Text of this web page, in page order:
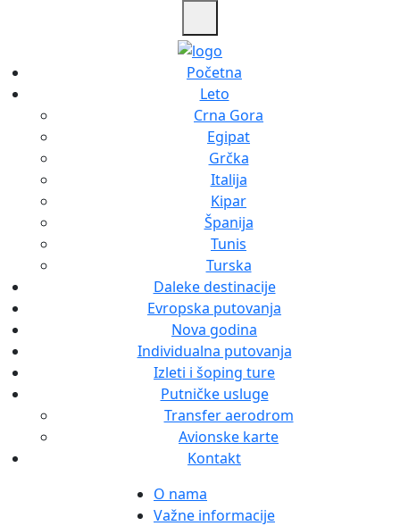
Početna
Leto
Crna Gora
Egipat
Grčka
Italija
Kipar
Španija
Tunis
Turska
Daleke destinacije
Evropska putovanja
Nova godina
Individualna putovanja
Izleti i šoping ture
Putničke usluge
Transfer aerodrom
Avionske karte
Kontakt
O nama
Važne informacije